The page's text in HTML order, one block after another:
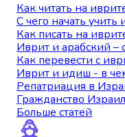
Как читать на
С чего начать учить
Как писать на
Иврит и арабский –
Как перевести с
Иврит и идиш - в
Репатриация в
Гражданство
Больше статей